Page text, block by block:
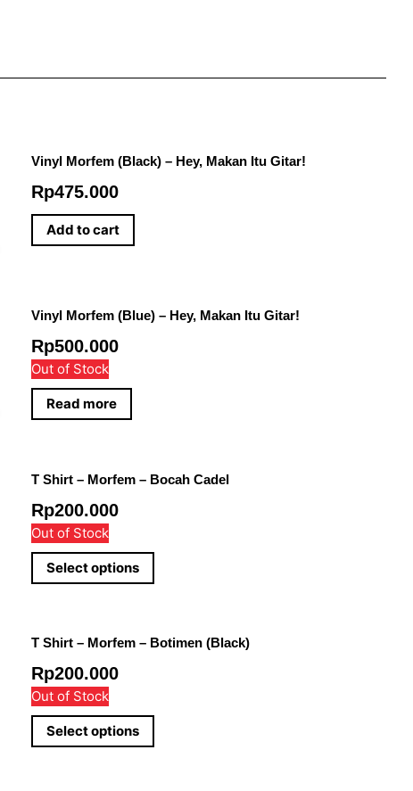
Vinyl Morfem (Black) – Hey, Makan Itu Gitar!
Rp475.000
Add to cart
Vinyl Morfem (Blue) – Hey, Makan Itu Gitar!
Rp500.000
Out of Stock
Read more
T Shirt – Morfem – Bocah Cadel
Rp200.000
Out of Stock
Select options
T Shirt – Morfem – Botimen (Black)
Rp200.000
Out of Stock
Select options